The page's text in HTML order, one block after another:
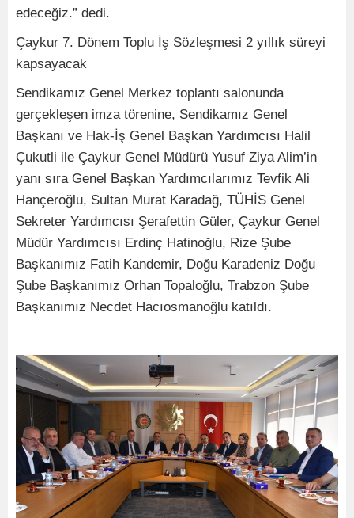
edeceğiz.” dedi.
Çaykur 7. Dönem Toplu İş Sözleşmesi 2 yıllık süreyi
kapsayacak
Sendikamız Genel Merkez toplantı salonunda
gerçekleşen imza törenine, Sendikamız Genel
Başkanı ve Hak-İş Genel Başkan Yardımcısı Halil
Çukutli ile Çaykur Genel Müdürü Yusuf Ziya Alim’in
yanı sıra Genel Başkan Yardımcılarımız Tevfik Ali
Hançeroğlu, Sultan Murat Karadağ, TÜHİS Genel
Sekreter Yardımcısı Şerafettin Güler, Çaykur Genel
Müdür Yardımcısı Erdinç Hatinoğlu, Rize Şube
Başkanımız Fatih Kandemir, Doğu Karadeniz Doğu
Şube Başkanımız Orhan Topaloğlu, Trabzon Şube
Başkanımız Necdet Hacıosmanoğlu katıldı.